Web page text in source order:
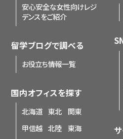
安心安全な女性向けレジ
デンスをご紹介
留学ブログで調べる
お役立ち情報一覧
国内オフィスを探す
北海道 東北
関東
甲信越 北陸
東海